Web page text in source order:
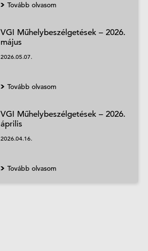
Tovább olvasom
VGI Műhelybeszélgetések – 2026.
május
2026.05.07.
Tovább olvasom
VGI Műhelybeszélgetések – 2026.
április
2026.04.16.
Tovább olvasom